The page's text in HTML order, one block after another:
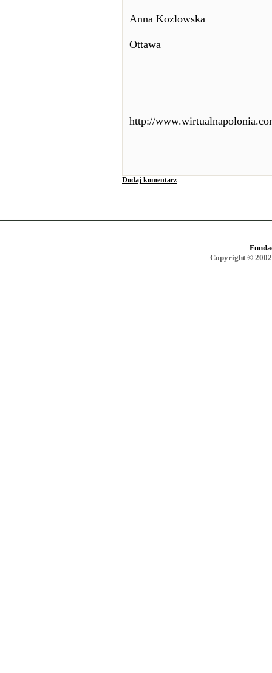
Anna Kozlowska
Ottawa
http://
Dodaj komentarz
Copyright ©